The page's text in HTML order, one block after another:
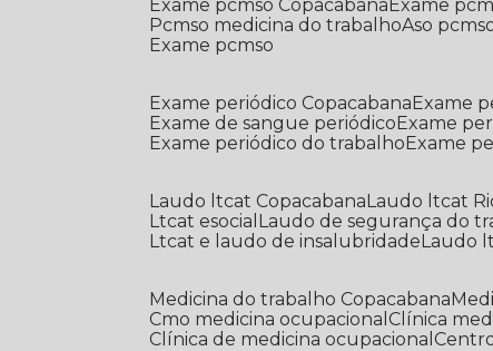
Exame pcmso Copacabana
Exame
Pcmso medicina do trabalho Aso
Exame pcmso
Exame periódico Copacabana
Exame
Exame de sangue periódico
Exame
Exame periódico do trabalho
Exame
Laudo ltcat Copacabana Laudo ltcat
Ltcat esocial
Laudo de segurança do
Ltcat e laudo de insalubridade Laudo
Medicina do trabalho Copacabana
Cmo medicina ocupacional
Clínica
Clínica de medicina ocupacional